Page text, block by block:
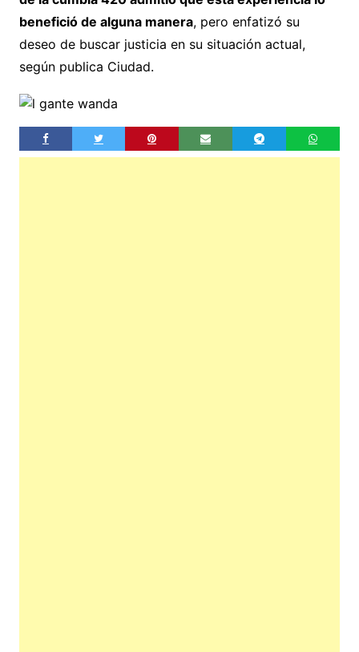
benefició de alguna manera, pero enfatizó su
deseo de buscar justicia en su situación actual,
según publica Ciudad.